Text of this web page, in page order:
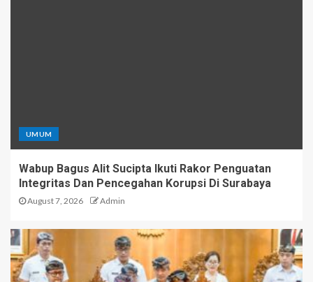
UMUM
Wabup Bagus Alit Sucipta Ikuti Rakor Penguatan
Integritas Dan Pencegahan Korupsi Di Surabaya
August 7, 2026 Admin